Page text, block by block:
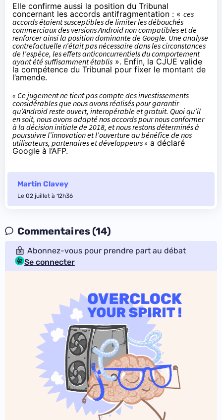
Elle confirme aussi la position du Tribunal
concernant les accords antifragmentation : « ces
accords étaient susceptibles de limiter les débouchés
commerciaux des versions Android non compatibles et de
renforcer ainsi la position dominante de Google. Une analyse
contrefactuelle n’était pas nécessaire dans les circonstances
de l’espèce, les effets anticoncurrentiels du comportement
ayant été suffisamment établis ». Enfin, la CJUE valide
la compétence du Tribunal pour fixer le montant de
l’amende.
« Ce jugement ne tient pas compte des investissements
considérables que nous avons réalisés pour garantir
qu’Android reste ouvert, interopérable et gratuit. Quoi qu’il
en soit, nous avons adapté nos accords pour nous conformer
à la décision initiale de 2018, et nous restons déterminés à
poursuivre l’innovation et l’ouverture au bénéfice de nos
utilisateurs, partenaires et développeurs » a déclaré
Google àl’AFP.
Martin Clavey
Le 02 juillet à 12h36
Commentaires (14)
Abonnez-vous pour prendre part au débat
Se connecter